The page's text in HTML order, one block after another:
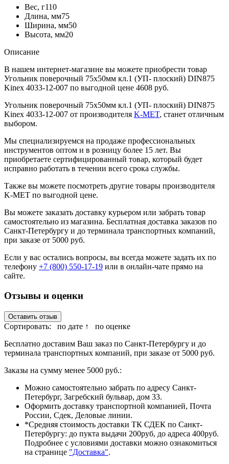
Вес, г110
Длина, мм75
Ширина, мм50
Высота, мм20
Описание
В нашем интернет-магазине вы можете приобрести товар
Угольник поверочный 75х50мм кл.1 (УП- плоский) DIN875
Kinex 4033-12-007 по выгодной цене 4608 руб.
Угольник поверочный 75х50мм кл.1 (УП- плоский) DIN875
Kinex 4033-12-007 от производителя K-MET, станет отличным
выбором.
Мы специализируемся на продаже профессиональных
инструментов оптом и в розницу более 15 лет. Вы
приобретаете сертифицированный товар, который будет
исправно работать в течении всего срока службы.
Также вы можете посмотреть другие товары производителя
K-MET по выгодной цене.
Вы можете заказать доставку курьером или забрать товар
самостоятельно из магазина. Бесплатная доставка заказов по
Санкт-Петербургу и до терминала транспортных компаний,
при заказе от 5000 руб.
Если у вас остались вопросы, вы всегда можете задать их по
телефону +7 (800) 550-17-19 или в онлайн-чате прямо на
сайте.
Отзывы и оценки
Оставить отзыв
Сортировать: по дате ↑
по оценке
Бесплатно доставим Ваш заказ по Санкт-Петербургу и до
терминала транспортных компаний, при заказе от 5000 руб.
Заказы на сумму менее 5000 руб.:
Можно самостоятельно забрать по адресу Санкт-
Петербург, Загребский бульвар, дом 33.
Оформить доставку транспортной компанией, Почта
России, Сдек, Деловые линии.
*Средняя стоимость доставки ТК СДЕК по Санкт-
Петербургу: до пукта выдачи 200руб, до адреса 400руб.
Подробнее с условиями доставки можно ознакомиться
на странице "Доставка".